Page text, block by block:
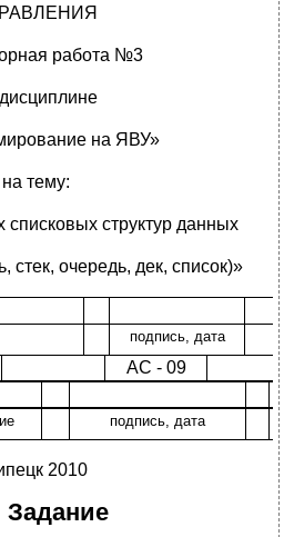
работа №3
на ЯВУ»
на тему:
структур данных
стек, очередь, дек, список)»
подпись, дата
АС - 09
подпись, дата
2010
Задание